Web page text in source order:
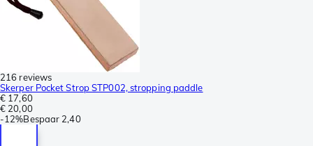
216 reviews
Skerper Pocket Strop STP002, stropping paddle
€ 17,60
€ 20,00
-12%Bespaar 2,40